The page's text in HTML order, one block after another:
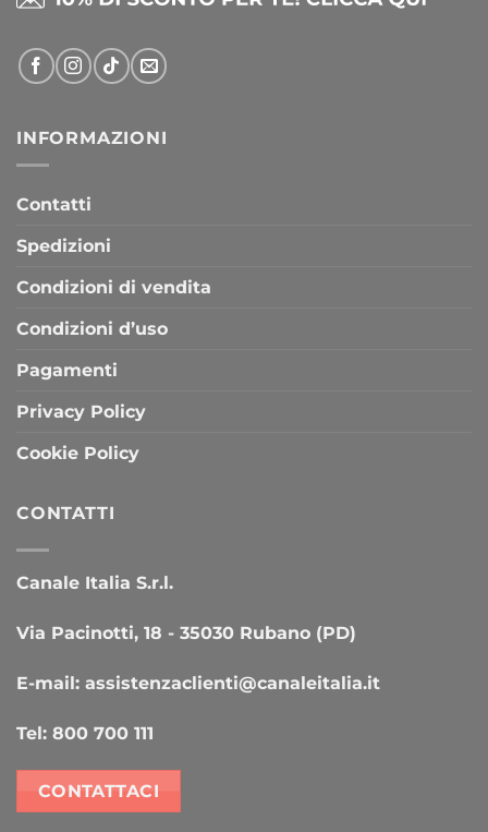
INFORMAZIONI
Contatti
Spedizioni
Condizioni di vendita
Condizioni d’uso
Pagamenti
Privacy Policy
Cookie Policy
CONTATTI
Canale Italia S.r.l.
Via Pacinotti, 18 - 35030 Rubano (PD)
E-mail: assistenzaclienti@canaleitalia.it
Tel: 800 700 111
CONTATTACI